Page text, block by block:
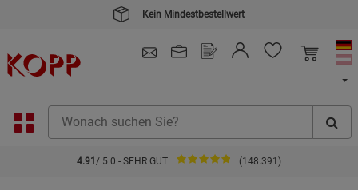
Kein Mindestbestellwert
4.91 / 5.0 - SEHR GUT (148.391)